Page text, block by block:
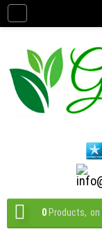
0 Products, on